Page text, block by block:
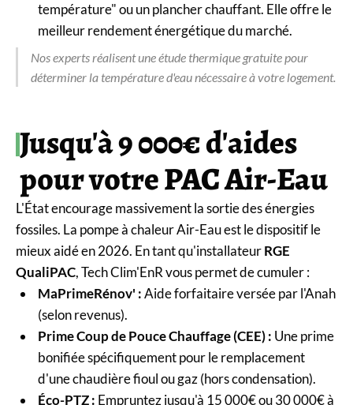
température" ou un plancher chauffant. Elle offre le
meilleur rendement énergétique du marché.
Nos experts réalisent une étude thermique gratuite pour
déterminer la température d'eau nécessaire à votre logement.
Jusqu'à 9 000€ d'aides
pour votre PAC Air-Eau
L'État encourage massivement la sortie des énergies
fossiles. La pompe à chaleur Air-Eau est le dispositif le
mieux aidé en 2026. En tant qu'installateurRGE
QualiPAC, Tech Clim'EnR vous permet de cumuler :
MaPrimeRénov' :Aide forfaitaire versée par l'Anah
(selon revenus).
Prime Coup de Pouce Chauffage (CEE) : Une prime
bonifiée spécifiquement pour le remplacement
d'une chaudière fioul ou gaz (hors condensation).
Éco-PTZ : Empruntez jusqu'à 15 000€ ou 30 000€ à